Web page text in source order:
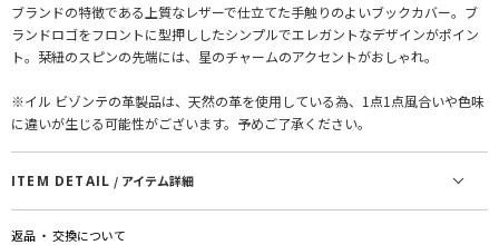
ブランドの特徴である上質なレザーで仕立てた手触りのよいブックカバー。ブ
ランドロゴをフロントに型押ししたシンプルでエレガントなデザインがポイン
ト。栞紐のスピンの先端には、星のチャームのアクセントがおしゃれ。
※イル ビゾンテの革製品は、天然の革を使用している為、1点1点風合いや色味
に違いが生じる可能性がございます。予めご了承ください。
ITEM DETAIL / アイテム詳細
返品 ・ 交換について